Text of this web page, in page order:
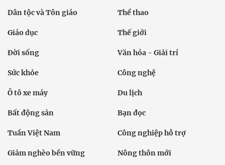
Dân tộc và Tôn giáo Thể thao
Giáo dục Thế giới
Đời sống Văn hóa - Giải trí
Sức khỏe Công nghệ
Ô tô xe máy Du lịch
Bất động sản Bạn đọc
Tuần Việt Nam Công nghiệp hỗ trợ
Giảm nghèo bền vững Nông thôn mới